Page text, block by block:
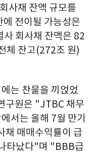
사채 잔액 규모를
전이될 가능성은
사 회사채 잔액은 82
체 잔고(272조 원)
는 찬물을 끼얹었
구원은 "JTBC 채무
서는 올해 7월 만기
매매수익률이 급
타났다"며 "BBB급